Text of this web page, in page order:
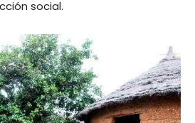
social.